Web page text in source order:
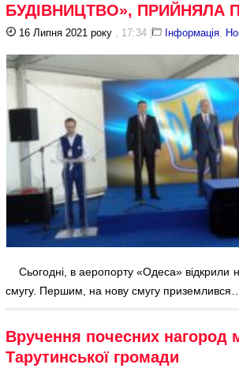
БУДІВНИЦТВО», ПРИЙНЯЛА
16 Липня 2021 року , 17:34 | Інформація
Сьогодні, в аеропорту «Одеса» відкрили
смугу. Першим, на нову смугу
Вручення почесних нагород
Тарутинської громади